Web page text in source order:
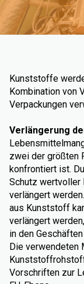
Kunststoffe
Kombination von
Verpackungen
Verlängerung
zwei der größten
konfrontiert ist.
Schutz wertvoller
verlängert
aus Kunststoff
verlängert
in den
Die verwendeten
Vorschriften zur